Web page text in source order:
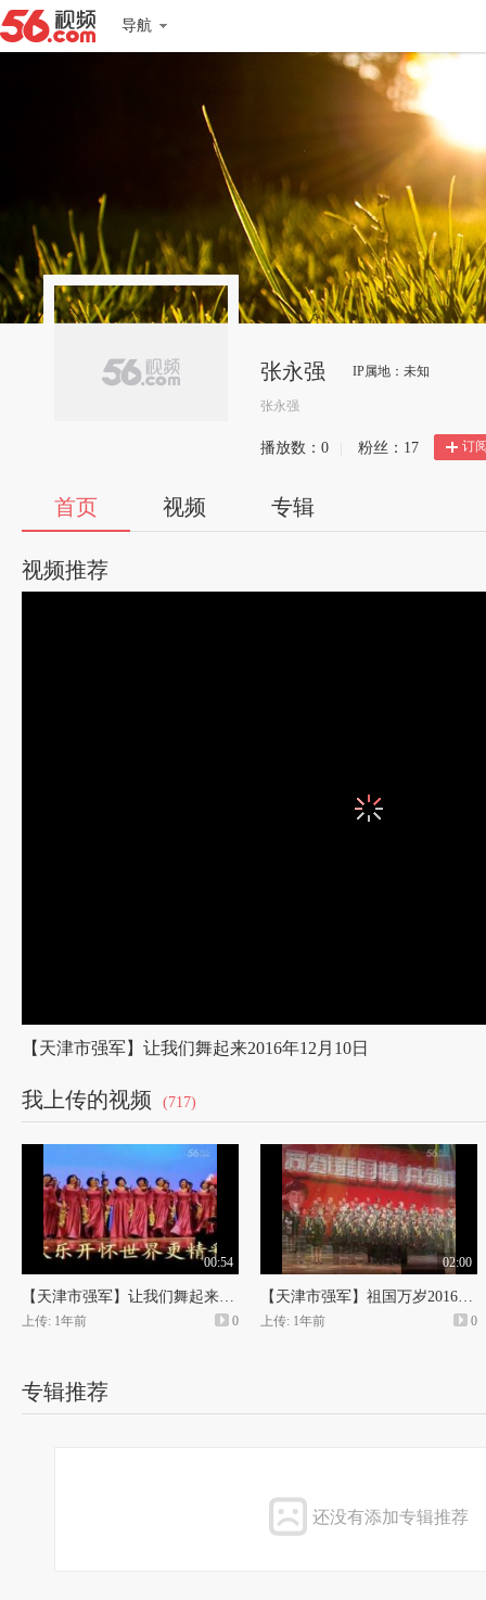
导航
张永强 IP属地：未知
张永强
播放数： 0 粉丝： 17 订
首页 视频 专辑
视频推荐
【天津市强军】让我们舞起来2016年12月10日
我上传的视频 (717)
00:54
【天津市强军】让我们舞起来2016年12月10日
上传: 1年前 0
02:00
【天津市强军】祖国万岁2016年12月10日
上传: 1年前 0
专辑推荐
还没有添加专辑推荐